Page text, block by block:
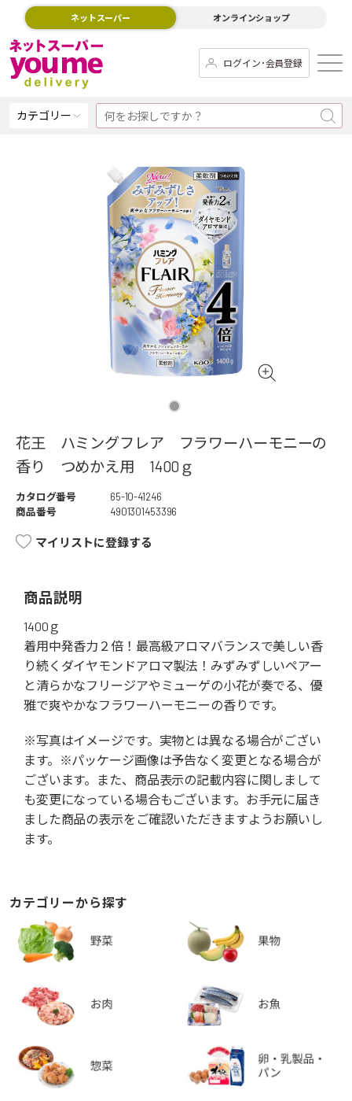
ネットスーパー オンラインショップ
ログイン･会員登録
カテゴリー
花王 ハミングフレア フラワーハーモニーの
香り つめかえ用 1400ｇ
カタログ番号
65-10-41246
商品番号
4901301453396
マイリストに登録する
商品説明
1400ｇ
着用中発香力２倍！最高級アロマバランスで美しい香
り続くダイヤモンドアロマ製法！みずみずしいペアー
と清らかなフリージアやミューゲの小花が奏でる、優
雅で爽やかなフラワーハーモニーの香りです。
※写真はイメージです。実物とは異なる場合がござい
ます。※パッケージ画像は予告なく変更となる場合が
ございます。また、商品表示の記載内容に関しまして
も変更になっている場合もございます。お手元に届き
ました商品の表示をご確認いただきますようお願いし
ます。
カテゴリーから探す